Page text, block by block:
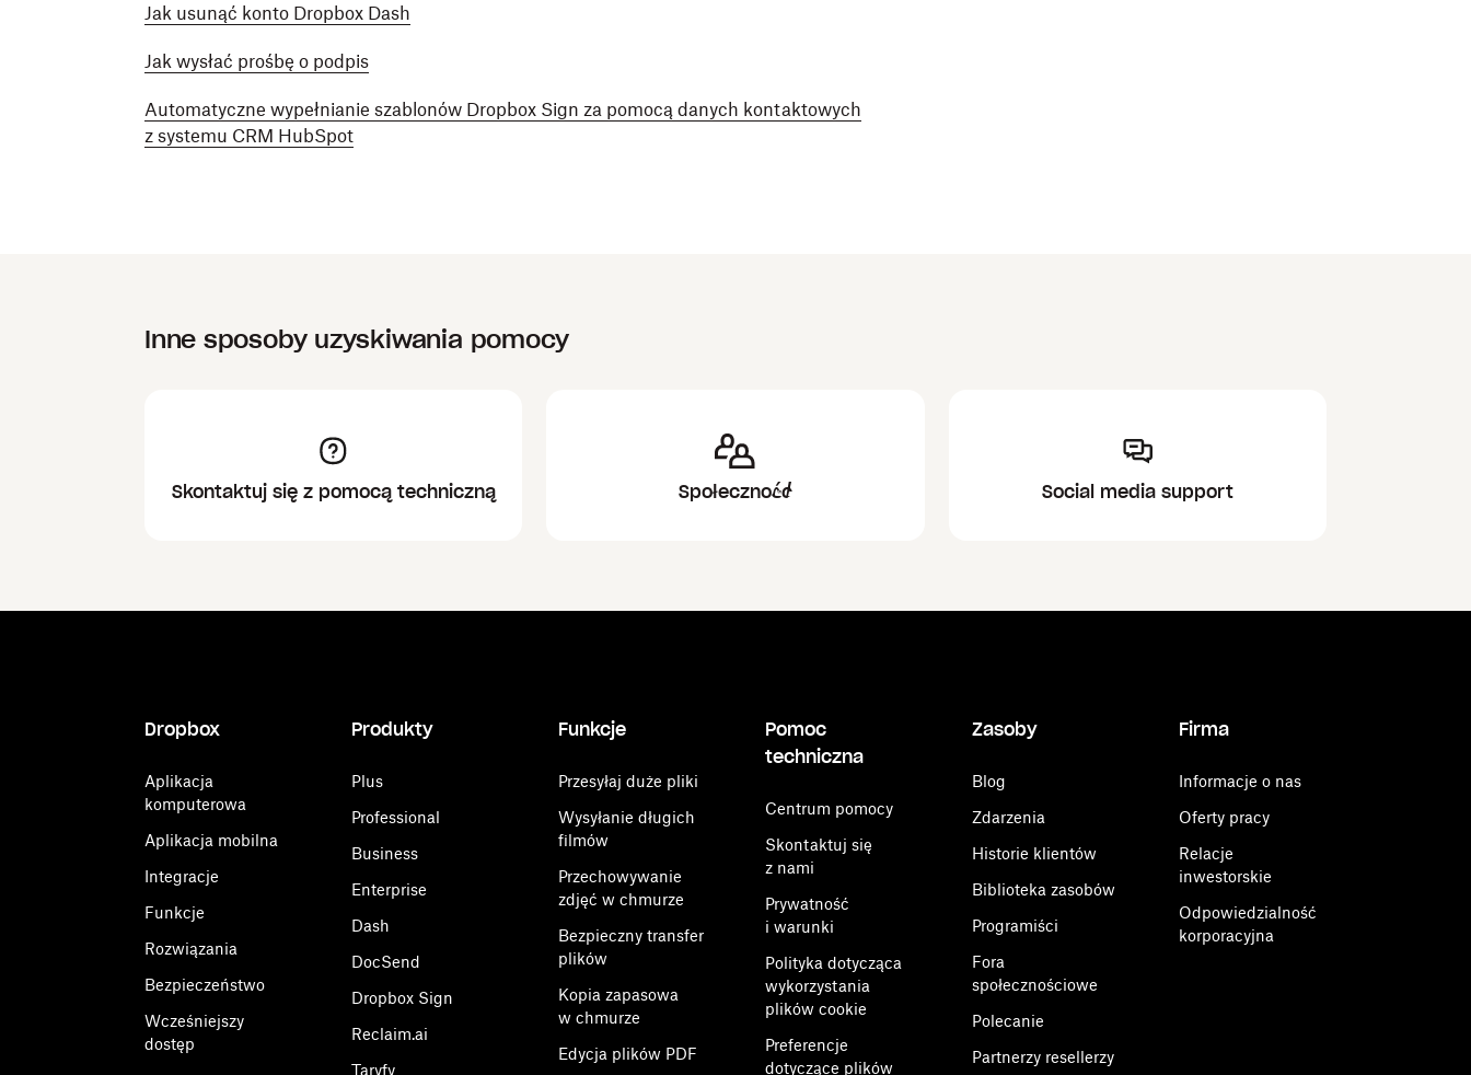
Jak usunąć konto Dropbox Dash
Jak wysłać prośbę o podpis
Automatyczne wypełnianie szablonów Dropbox Sign za pomocą danych kontaktowych
z systemu CRM HubSpot
Inne sposoby uzyskiwania pomocy
Skontaktuj się z pomocą techniczną Społeczność Social media support
Dropbox
Aplikacja
komputerowa
Aplikacja mobilna
Integracje
Funkcje
Rozwiązania
Bezpieczeństwo
Wcześniejszy
dostęp
Produkty
Plus
Professional
Business
Enterprise
Dash
DocSend
Dropbox Sign
Reclaim.ai
Taryfy
Funkcje
Przesyłaj duże pliki
Wysyłanie długich
filmów
Przechowywanie
zdjęć w chmurze
Bezpieczny transfer
plików
Kopia zapasowa
w chmurze
Edycja plików PDF
Pomoc
techniczna
Centrum pomocy
Skontaktuj się
z nami
Prywatność
i warunki
Polityka dotycząca
wykorzystania
plików cookie
Preferencje
dotyczące plików
Zasoby
Blog
Zdarzenia
Historie klientów
Biblioteka zasobów
Programiści
Fora
społecznościowe
Polecanie
Partnerzy resellerzy
Firma
Informacje o nas
Oferty pracy
Relacje
inwestorskie
Odpowiedzialność
korporacyjna